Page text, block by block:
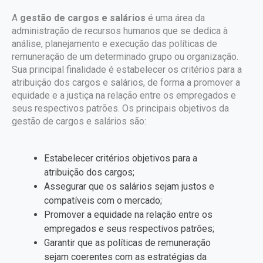
A gestão de cargos e salários é uma área da
administração de recursos humanos que se dedica à
análise, planejamento e execução das políticas de
remuneração de um determinado grupo ou organização.
Sua principal finalidade é estabelecer os critérios para a
atribuição dos cargos e salários, de forma a promover a
equidade e a justiça na relação entre os empregados e
seus respectivos patrões. Os principais objetivos da
gestão de cargos e salários são:
Estabelecer critérios objetivos para a
atribuição dos cargos;
Assegurar que os salários sejam justos e
compatíveis com o mercado;
Promover a equidade na relação entre os
empregados e seus respectivos patrões;
Garantir que as políticas de remuneração
sejam coerentes com as estratégias da